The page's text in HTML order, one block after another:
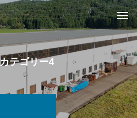
カテゴリー4